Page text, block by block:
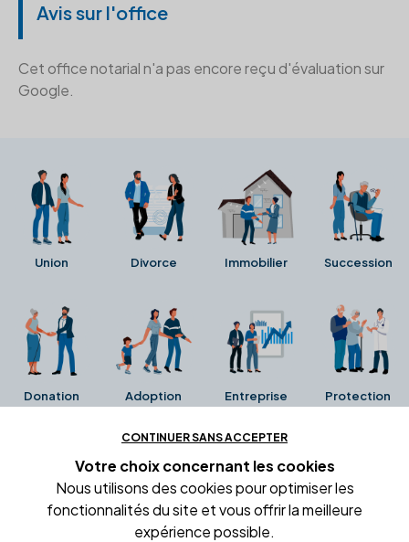
Avis sur l'office
Cet office notarial n'a pas encore reçu d'évaluation sur
Google.
Union Divorce Immobilier Succession
Donation Adoption Entreprise Protection
Ces avis proviennent directement de la fiche Google
Business de l'office notarial. Ils n'ont ni été collectés ni
été vérifiés par Alexia.fr.
CONTINUER SANS ACCEPTER
Votre choix concernant les cookies
Nous utilisons des cookies pour optimiser les
fonctionnalités du site et vous offrir la meilleure
expérience possible.